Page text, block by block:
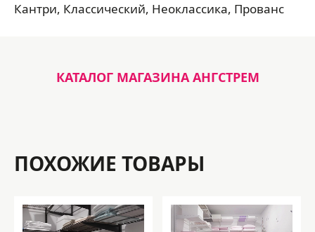
Кантри, Классический, Неоклассика, Прованс
КАТАЛОГ МАГАЗИНА АНГСТРЕМ
ПОХОЖИЕ ТОВАРЫ